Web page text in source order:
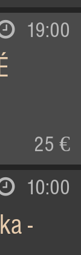
19:00
25 €
10:00
-